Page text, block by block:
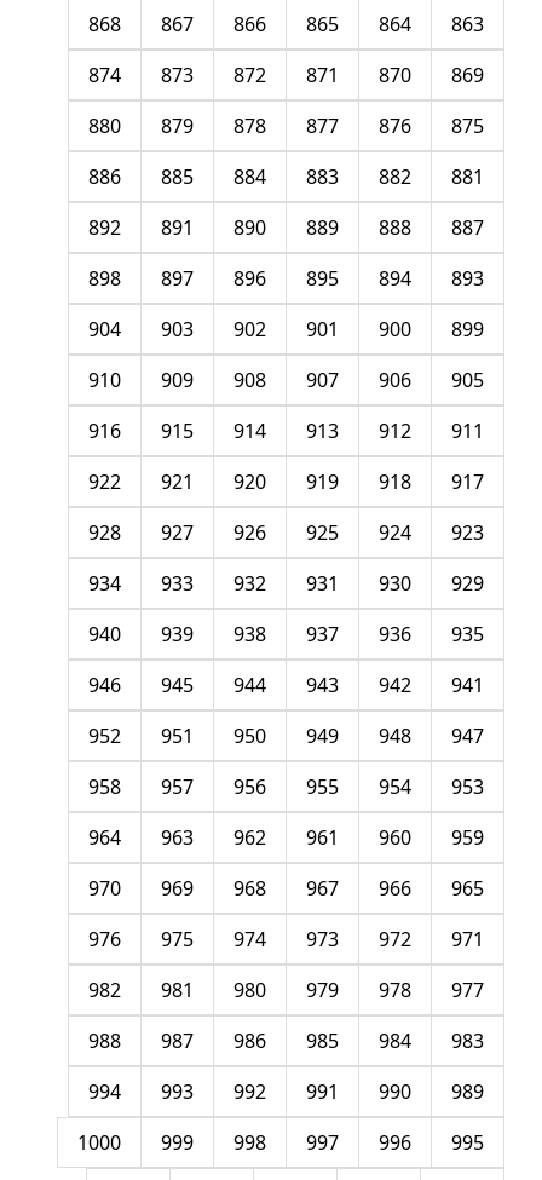
863
864
865
866
867
868
869
870
871
872
873
874
875
876
877
878
879
880
881
882
883
884
885
886
887
888
889
890
891
892
893
894
895
896
897
898
899
900
901
902
903
904
905
906
907
908
909
910
911
912
913
914
915
916
917
918
919
920
921
922
923
924
925
926
927
928
929
930
931
932
933
934
935
936
937
938
939
940
941
942
943
944
945
946
947
948
949
950
951
952
953
954
955
956
957
958
959
960
961
962
963
964
965
966
967
968
969
970
971
972
973
974
975
976
977
978
979
980
981
982
983
984
985
986
987
988
989
990
991
992
993
994
995
996
997
998
999
1000